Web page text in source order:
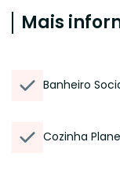
Mais
Banheiro
Cozinha